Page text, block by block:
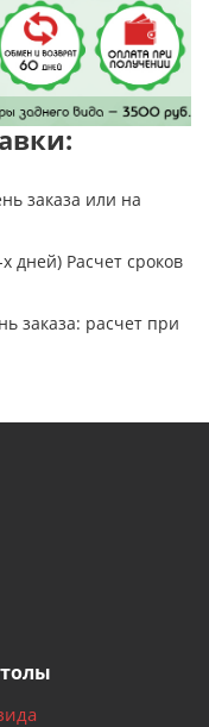
заказа или на
дней) Расчет сроков
заказа: расчет при